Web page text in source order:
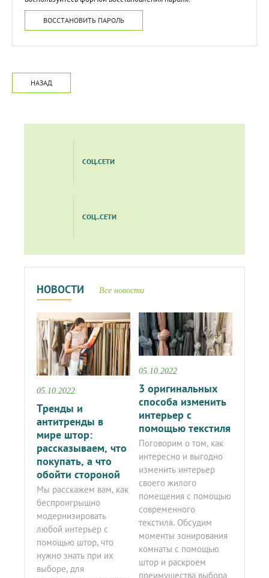
ВОССТАНОВИТЬ ПАРОЛЬ
НАЗАД
СОЦ.СЕТИ
СОЦ..СЕТИ
НОВОСТИ Все новости
05.10.2022
Тренды и
антитренды в
мире штор:
рассказываем, что
покупать, а что
обойти стороной
Мы расскажем вам, как
беспроигрышно
модернизировать
любой интерьер с
помощью штор, что
нужно знать при их
выборе, для
05.10.2022
3 оригинальных
способа изменить
интерьер с
помощью текстиля
Поговорим о том, как
интересно и выгодно
изменить интерьер
своего жилого
помещения с помощью
современного
текстиля. Обсудим
моменты зонирования
комнаты с помощью
штор и раскроем
преимущества выбора